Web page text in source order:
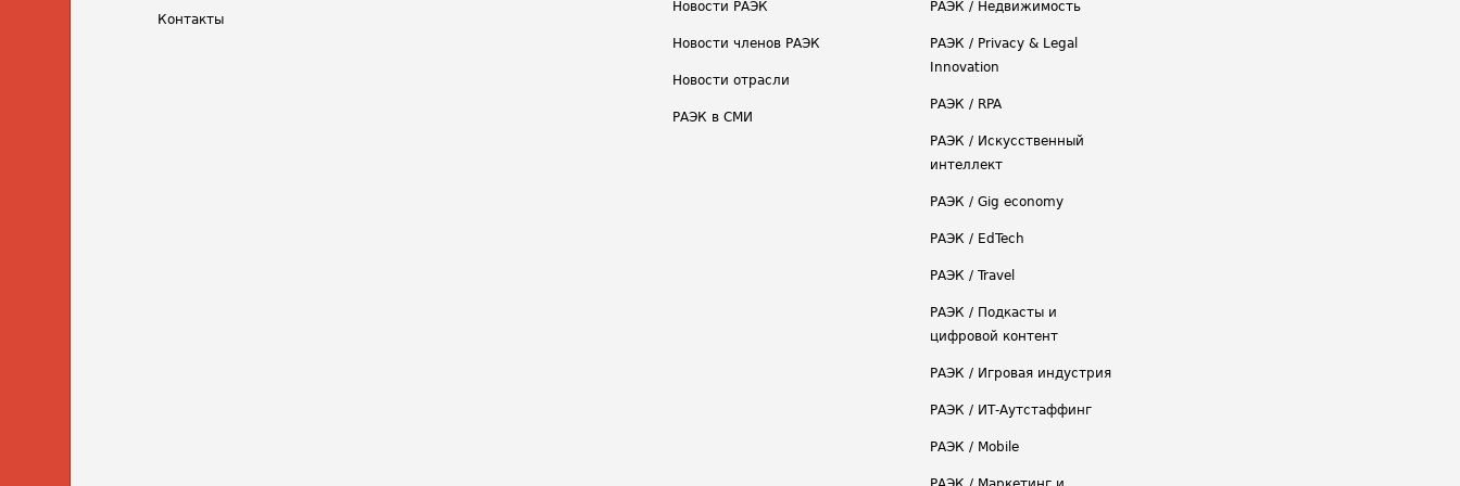
Контакты
Новости РАЭК
Новости членов РАЭК
Новости отрасли
РАЭК в СМИ
РАЭК / Недвижимость
РАЭК / Privacy & Legal
Innovation
РАЭК / RPA
РАЭК / Искусственный
интеллект
РАЭК / Gig economy
РАЭК / EdTech
РАЭК / Travel
РАЭК / Подкасты и
цифровой контент
РАЭК / Игровая индустрия
РАЭК / ИТ-Аутстаффинг
РАЭК / Mobile